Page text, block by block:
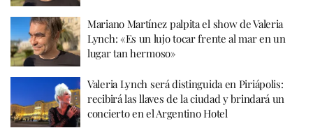
Mariano Martínez palpita el show de Valeria
Lynch: «Es un lujo tocar frente al mar en un
lugar tan hermoso»
Valeria Lynch será distinguida en Piriápolis:
recibirá las llaves de la ciudad y brindará un
concierto en el Argentino Hotel